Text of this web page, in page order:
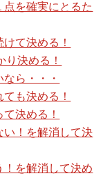
を確実にとるた
て決める！
り決める！
ら・・・
も決める！
決める！
！を解消して決
を解消して決め